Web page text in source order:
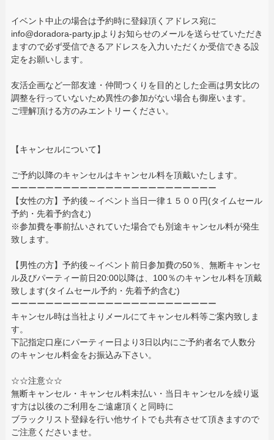
イベント中止の場合は予約時に登録頂くアドレス宛に
info@doradora-party.jpよりお知らせのメールを送らせていただき
ますので必ず受信できるアドレスを入力いただくか受信できる設
定をお願いします。
友活企画など一部友達・仲間つくりを目的とした企画は男女比の
調整を行っていないため異性の参加がない場合も御座います。
ご理解頂ける方のみエントリーください。
【キャンセルについて】
ご予約以降のキャンセルはキャンセル料を頂戴いたします。
ーーーーーーーーーーーーーーーーーーーーーーーー
【女性の方】予約後～イベント当日一律１５００円(タイムセール
予約・先着予約含む)
※参加費を事前払いされていた場合でも別途キャンセル料が発生
致します。
【男性の方】予約後～イベント前日参加費の50％、無断キャンセ
ル及びパーティー前日20:00以降は、100％のキャンセル料を頂戴
致します(タイムセール予約・先着予約含む)
ーーーーーーーーーーーーーーーーーーーーーーーー
キャンセル時は当社よりメールにてキャンセル料等ご案内致しま
す。
下記指定口座にパーティー日より3日以内にご予約者名で人数分
のキャンセル料金をお振込み下さい。
☆☆注意☆☆
無断キャンセル・キャンセル料未払い・当日キャンセルを繰り返
す方は以後のご利用をご遠慮頂くと同時に
ブラックリスト登録を行い他サイトでも共有させて頂きますので
ご注意くださいませ。